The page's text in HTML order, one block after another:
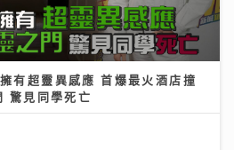
有超靈異感應 首爆最火酒店撞
驚見同學死亡